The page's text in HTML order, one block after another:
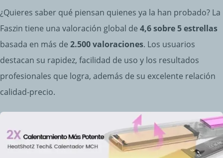
¿Quieres saber qué piensan quienes ya la han probado? La
Faszin tiene una valoración global de 4,6 sobre 5 estrellas
basada en más de 2.500 valoraciones. Los usuarios
destacan su rapidez, facilidad de uso y los resultados
profesionales que logra, además de su excelente relación
calidad-precio.